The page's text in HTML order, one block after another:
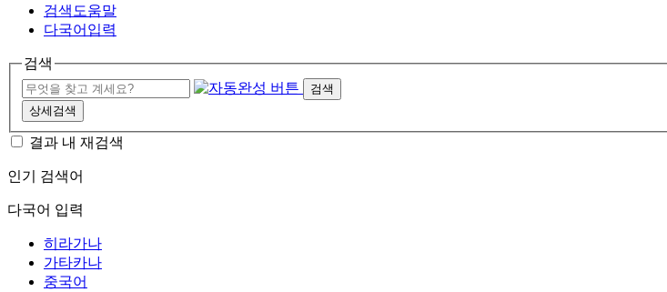
검색도움말
다국어입력
검색
검색
상세검색
결과 내 재검색
인기 검색어
다국어 입력
히라가나
가타카나
중국어